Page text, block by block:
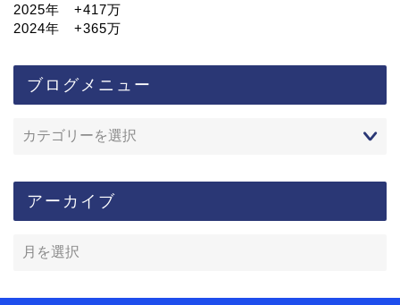
2025年 +417万
2024年 +365万
ブログメニュー
アーカイブ